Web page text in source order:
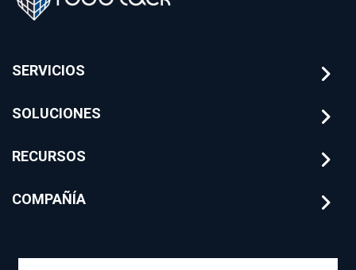
SERVICIOS
SOLUCIONES
RECURSOS
COMPAÑÍA